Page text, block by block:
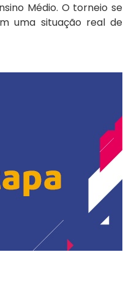
Médio. O torneio se
uma situação real de